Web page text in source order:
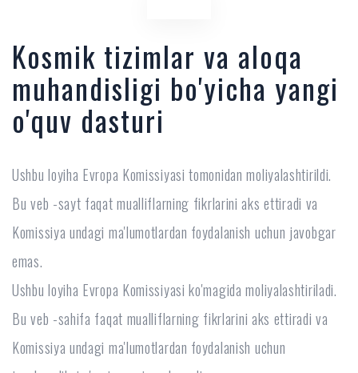
Kosmik tizimlar va aloqa
muhandisligi bo'yicha yangi
o'quv dasturi
Ushbu loyiha Evropa Komissiyasi tomonidan moliyalashtirildi.
Bu veb -sayt faqat mualliflarning fikrlarini aks ettiradi va
Komissiya undagi ma'lumotlardan foydalanish uchun javobgar
emas.
Ushbu loyiha Evropa Komissiyasi ko'magida moliyalashtiriladi.
Bu veb -sahifa faqat mualliflarning fikrlarini aks ettiradi va
Komissiya undagi ma'lumotlardan foydalanish uchun